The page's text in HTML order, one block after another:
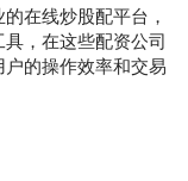
在线炒股配平台，
，在这些配资公司
的操作效率和交易